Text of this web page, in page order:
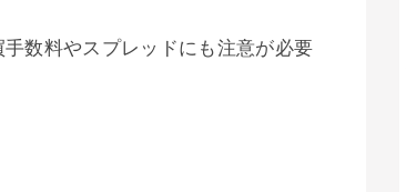
数料やスプレッドにも注意が必要